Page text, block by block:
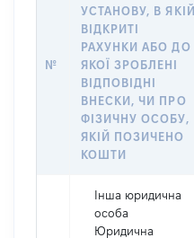
№
УСТАНОВУ, В ЯКІЙ
ВІДКРИТІ
РАХУНКИ АБО ДО
ЯКОЇ ЗРОБЛЕНІ
ВІДПОВІДНІ
ВНЕСКИ, ЧИ ПРО
ФІЗИЧНУ ОСОБУ,
ЯКІЙ ПОЗИЧЕНО
КОШТИ
Інша юридична
особа
Юридична